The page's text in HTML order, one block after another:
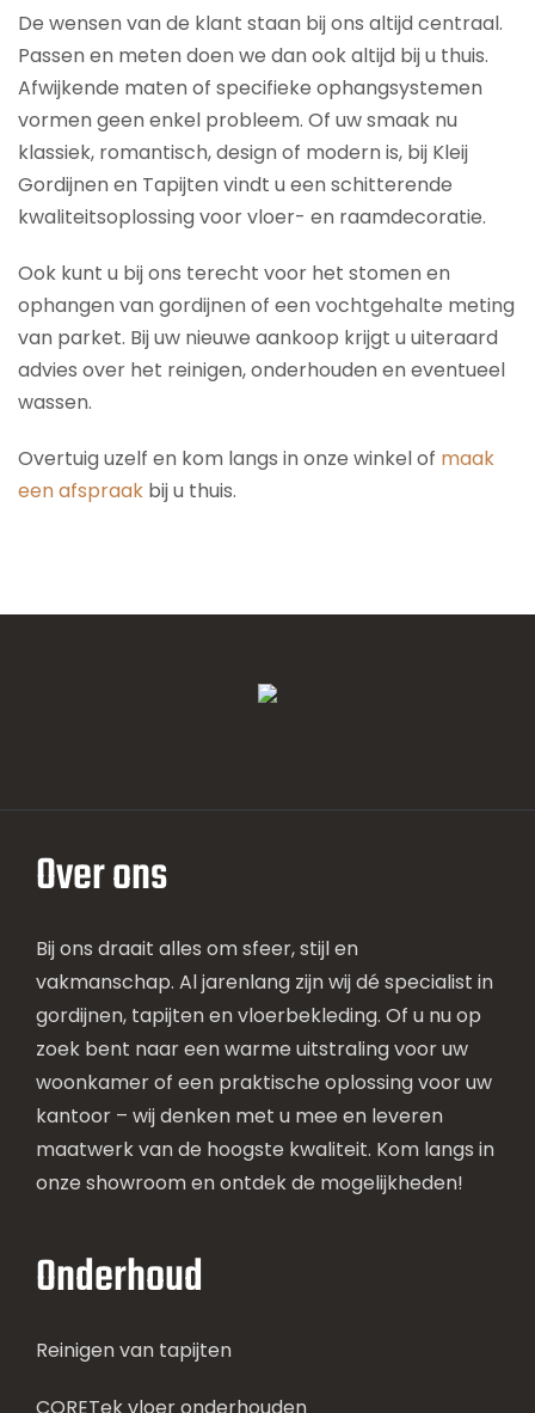
De wensen van de klant staan bij ons altijd centraal.
Passen en meten doen we dan ook altijd bij u thuis.
Afwijkende maten of specifieke ophangsystemen
vormen geen enkel probleem. Of uw smaak nu
klassiek, romantisch, design of modern is, bij Kleij
Gordijnen en Tapijten vindt u een schitterende
kwaliteitsoplossing voor vloer- en raamdecoratie.
Ook kunt u bij ons terecht voor het stomen en
ophangen van gordijnen of een vochtgehalte meting
van parket. Bij uw nieuwe aankoop krijgt u uiteraard
advies over het reinigen, onderhouden en eventueel
wassen.
Overtuig uzelf en kom langs in onze winkel of maak
een afspraak bij u thuis.
Over ons
Bij ons draait alles om sfeer, stijl en
vakmanschap. Al jarenlang zijn wij dé specialist in
gordijnen, tapijten en vloerbekleding. Of u nu op
zoek bent naar een warme uitstraling voor uw
woonkamer of een praktische oplossing voor uw
kantoor – wij denken met u mee en leveren
maatwerk van de hoogste kwaliteit. Kom langs in
onze showroom en ontdek de mogelijkheden!
Onderhoud
Reinigen van tapijten